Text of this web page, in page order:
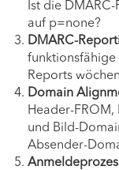
Ist die
auf p=none?
DMARC-
Reports
Domain
Header-
und Bild-
Absender-